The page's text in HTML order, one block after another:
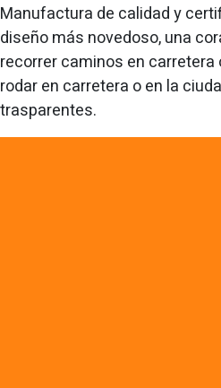
Manufactura de calidad y
diseño más novedoso, una
recorrer caminos en
rodar en carretera o en la
trasparentes.